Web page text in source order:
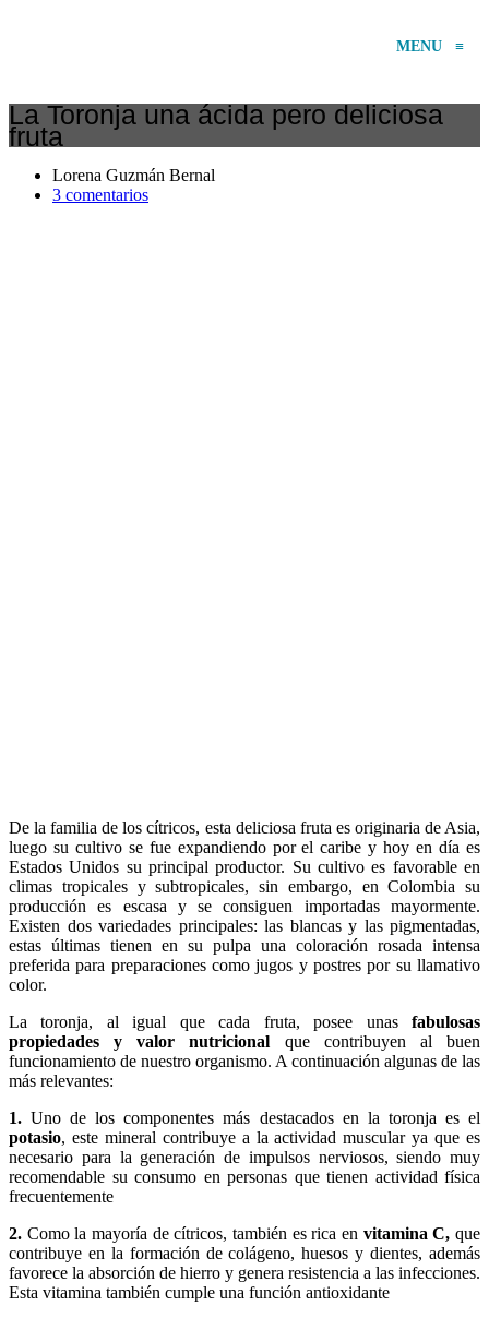
MENU ≡
La Toronja una ácida pero deliciosa
fruta
Lorena Guzmán Bernal
3 comentarios
De la familia de los cítricos, esta deliciosa fruta es originaria de Asia,
luego su cultivo se fue expandiendo por el caribe y hoy en día es
Estados Unidos su principal productor. Su cultivo es favorable en
climas tropicales y subtropicales, sin embargo, en Colombia su
producción es escasa y se consiguen importadas mayormente.
Existen dos variedades principales: las blancas y las pigmentadas,
estas últimas tienen en su pulpa una coloración rosada intensa
preferida para preparaciones como jugos y postres por su llamativo
color.
La toronja, al igual que cada fruta, posee unas fabulosas
propiedades y valor nutricional que contribuyen al buen
funcionamiento de nuestro organismo. A continuación algunas de las
más relevantes:
1. Uno de los componentes más destacados en la toronja es el
potasio, este mineral contribuye a la actividad muscular ya que es
necesario para la generación de impulsos nerviosos, siendo muy
recomendable su consumo en personas que tienen actividad física
frecuentemente
2. Como la mayoría de cítricos, también es rica en vitamina C,que
contribuye en la formación de colágeno, huesos y dientes, además
favorece la absorción de hierro y genera resistencia a las infecciones.
Esta vitamina también cumple una función antioxidante